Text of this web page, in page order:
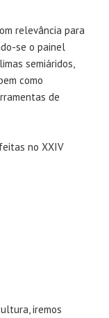
relevância para
se o painel
semiáridos,
como
de
no XXIV
iremos